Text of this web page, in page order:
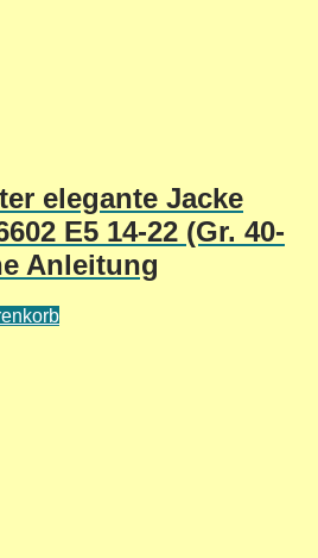
elegante Jacke
E5 14-22 (Gr. 40-
Anleitung